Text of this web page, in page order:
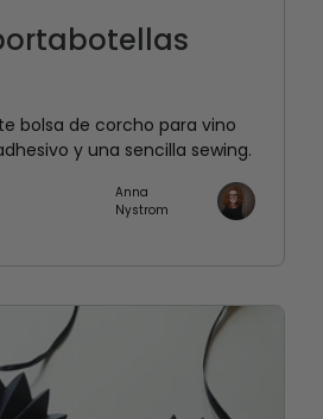
bolsa de corcho para vino
y una sencilla sewing.
Anna
Nystrom